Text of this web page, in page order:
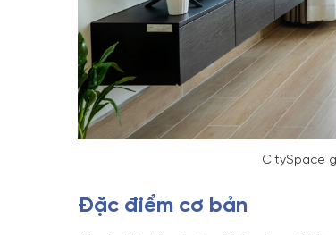
CitySpace
Đặc điểm cơ bản